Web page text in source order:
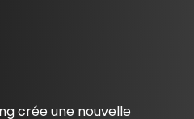
crée une nouvelle